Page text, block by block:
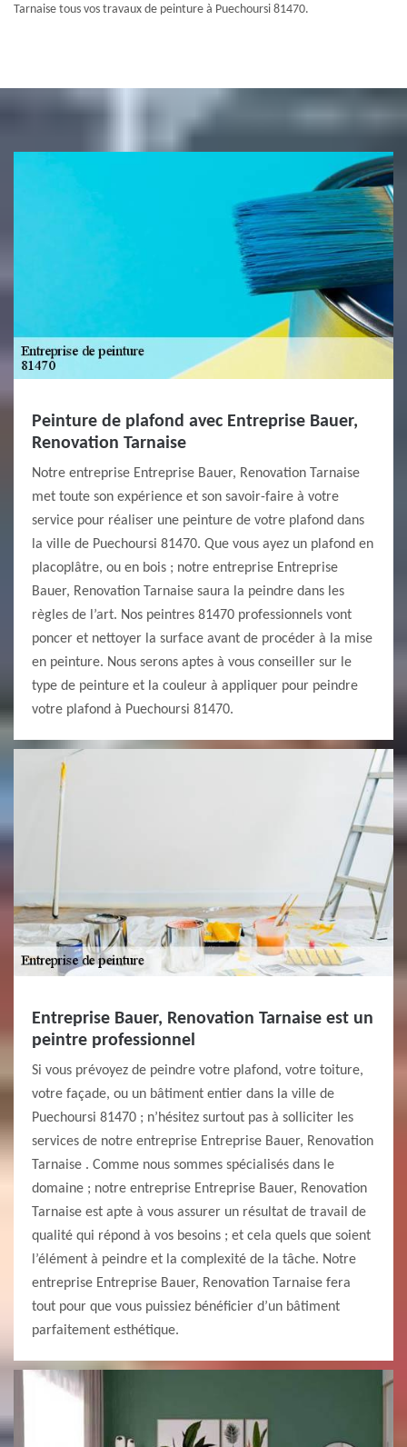
Tarnaise tous vos travaux de peinture à Puechoursi 81470.
Peinture de plafond avec Entreprise Bauer,
Renovation Tarnaise
Notre entreprise Entreprise Bauer, Renovation Tarnaise
met toute son expérience et son savoir-faire à votre
service pour réaliser une peinture de votre plafond dans
la ville de Puechoursi 81470. Que vous ayez un plafond en
placoplâtre, ou en bois ; notre entreprise Entreprise
Bauer, Renovation Tarnaise saura la peindre dans les
règles de l’art. Nos peintres 81470 professionnels vont
poncer et nettoyer la surface avant de procéder à la mise
en peinture. Nous serons aptes à vous conseiller sur le
type de peinture et la couleur à appliquer pour peindre
votre plafond à Puechoursi 81470.
Entreprise Bauer, Renovation Tarnaise est un
peintre professionnel
Si vous prévoyez de peindre votre plafond, votre toiture,
votre façade, ou un bâtiment entier dans la ville de
Puechoursi 81470 ; n’hésitez surtout pas à solliciter les
services de notre entreprise Entreprise Bauer, Renovation
Tarnaise . Comme nous sommes spécialisés dans le
domaine ; notre entreprise Entreprise Bauer, Renovation
Tarnaise est apte à vous assurer un résultat de travail de
qualité qui répond à vos besoins ; et cela quels que soient
l’élément à peindre et la complexité de la tâche. Notre
entreprise Entreprise Bauer, Renovation Tarnaise fera
tout pour que vous puissiez bénéficier d’un bâtiment
parfaitement esthétique.